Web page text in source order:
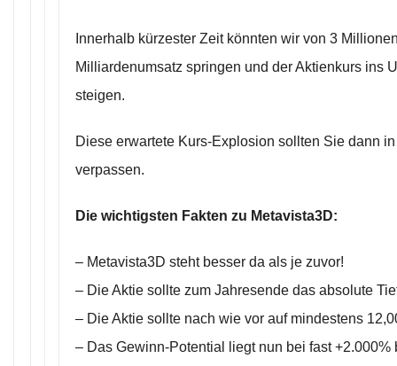
Innerhalb kürzester Zeit könnten wir von 3
Milliardenumsatz springen und der Aktienkurs ins
steigen.
Diese erwartete Kurs-Explosion sollten Sie dann
verpassen.
Die wichtigsten Fakten zu Metavista3D:
– Metavista3D steht besser da als je zuvor!
– Die Aktie sollte zum Jahresende das absolute
– Die Aktie sollte nach wie vor auf mindestens
– Das Gewinn-Potential liegt nun bei fast +2.000%